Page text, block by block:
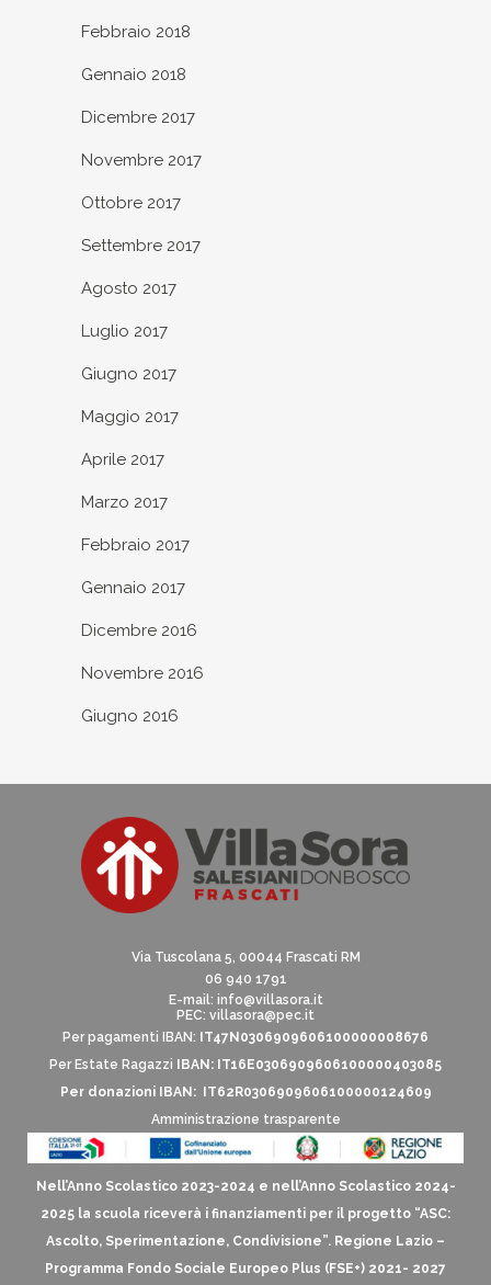
Febbraio 2018
Gennaio 2018
Dicembre 2017
Novembre 2017
Ottobre 2017
Settembre 2017
Agosto 2017
Luglio 2017
Giugno 2017
Maggio 2017
Aprile 2017
Marzo 2017
Febbraio 2017
Gennaio 2017
Dicembre 2016
Novembre 2016
Giugno 2016
Via Tuscolana 5, 00044 Frascati RM
06 940 1791
E-mail: info@villasora.it
PEC: villasora@pec.it
Per pagamenti IBAN:
IT47N0306909606100000008676
Per Estate Ragazzi
IBAN: IT16E0306909606100000403085
Per donazioni IBAN: IT62R0306909606100000124609
Amministrazione trasparente
Nell’Anno Scolastico 2023-2024 e nell’Anno Scolastico 2024-
2025 la scuola riceverà i finanziamenti per il progetto “ASC:
Ascolto, Sperimentazione, Condivisione”. Regione Lazio –
Programma Fondo Sociale Europeo Plus (FSE+) 2021- 2027